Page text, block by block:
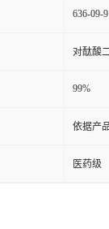
636-09-9
对酞酸
99%
依据产
医药级